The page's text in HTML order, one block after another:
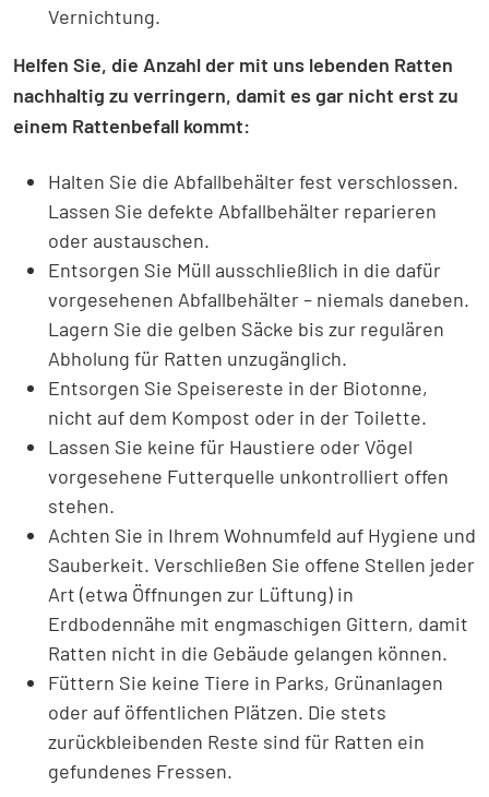
Vernichtung.
Helfen Sie, die Anzahl der mit uns lebenden Ratten
nachhaltig zu verringern, damit es gar nicht erst zu
einem Rattenbefall kommt:
Halten Sie die Abfallbehälter fest verschlossen.
Lassen Sie defekte Abfallbehälter reparieren
oder austauschen.
Entsorgen Sie Müll ausschließlich in die dafür
vorgesehenen Abfallbehälter – niemals daneben.
Lagern Sie die gelben Säcke bis zur regulären
Abholung für Ratten unzugänglich.
Entsorgen Sie Speisereste in der Biotonne,
nicht auf dem Kompost oder in der Toilette.
Lassen Sie keine für Haustiere oder Vögel
vorgesehene Futterquelle unkontrolliert offen
stehen.
Achten Sie in Ihrem Wohnumfeld auf Hygiene und
Sauberkeit. Verschließen Sie offene Stellen jeder
Art (etwa Öffnungen zur Lüftung) in
Erdbodennähe mit engmaschigen Gittern, damit
Ratten nicht in die Gebäude gelangen können.
Füttern Sie keine Tiere in Parks, Grünanlagen
oder auf öffentlichen Plätzen. Die stets
zurückbleibenden Reste sind für Ratten ein
gefundenes Fressen.